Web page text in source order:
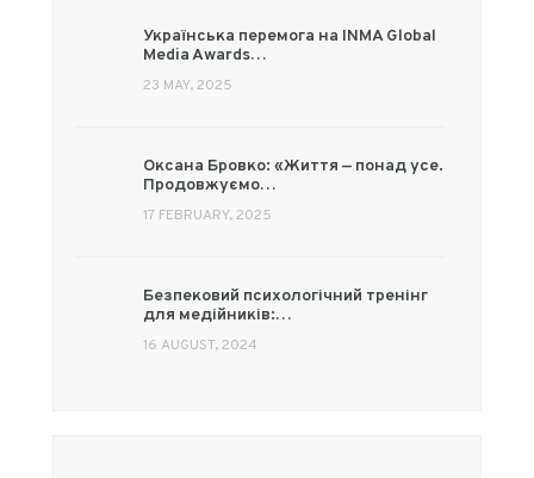
Українська перемога на INMA Global
Media Awards…
23 MAY, 2025
Оксана Бровко: «Життя — понад усе.
Продовжуємо…
17 FEBRUARY, 2025
Безпековий психологічний тренінг
для медійників:…
16 AUGUST, 2024